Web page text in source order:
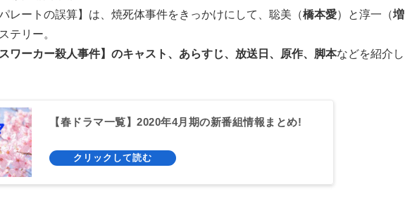
レートの誤算】は、焼死体事件をきっかけにして、聡美（橋本愛）と淳一（増
テリー。
ワーカー殺人事件】のキャスト、あらすじ、放送日、原作、脚本などを紹介し
【春ドラマ一覧】2020年4月期の新番組情報まとめ!